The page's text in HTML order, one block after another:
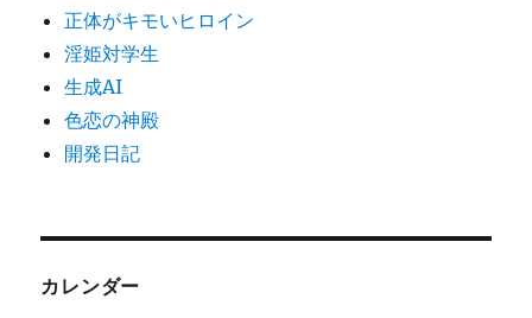
正体がキモいヒロイン
淫姫対学生
生成AI
色恋の神殿
開発日記
カレンダー